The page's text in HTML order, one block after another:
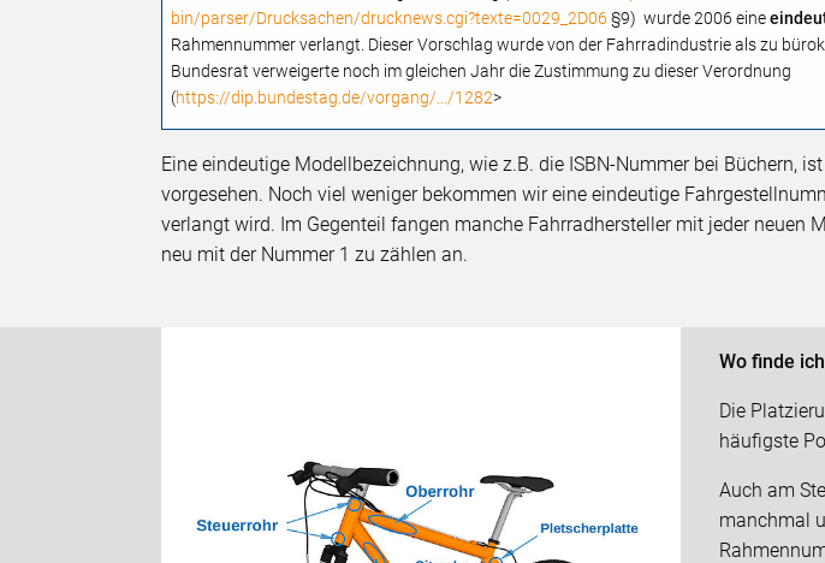
bin/parser/Drucksachen/drucknews.cgi?texte=0029_2D06 §9) wurde 2006 eine
Rahmennummer verlangt. Dieser Vorschlag wurde von der Fahrradindustrie als zu
Bundesrat verweigerte noch im gleichen Jahr die Zustimmung zu dieser Verordnung
(https://dip.bundestag.de/vorgang/.../1282>
Eine eindeutige Modellbezeichnung, wie z.B. die ISBN-Nummer bei Büchern,
vorgesehen. Noch viel weniger bekommen wir eine eindeutige
verlangt wird. Im Gegenteil fangen manche Fahrradhersteller mit jeder neuen
neu mit der Nummer 1 zu zählen an.
Wo finde
Die
häufigste
Auch am
manchmal